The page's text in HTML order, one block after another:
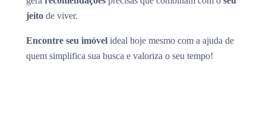
jeito de viver.
Encontre seu imóvel ideal hoje mesmo com a ajuda de
quem simplifica sua busca e valoriza o seu tempo!